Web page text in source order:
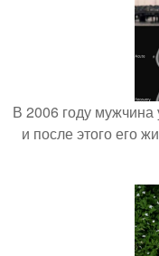
В 2006 году мужчина
и после этого его